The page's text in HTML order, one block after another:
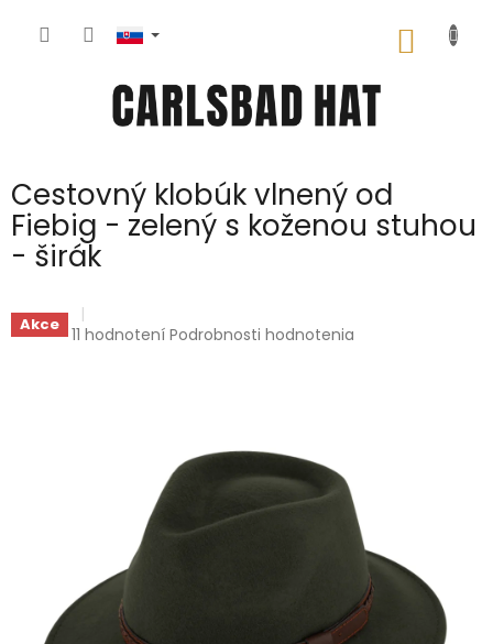
Cestovný klobúk vlnený od
Fiebig - zelený s koženou stuhou
- širák
Akce Priemerné
11 hodnotení Podrobnosti hodnotenia